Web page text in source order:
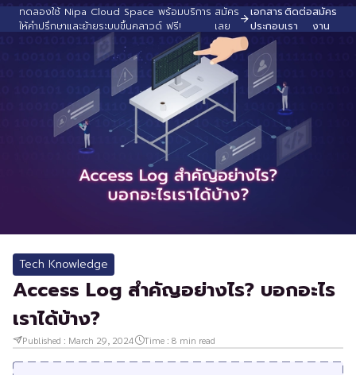
ทดลองใช้ Nipa Cloud Space พร้อมบริการ
ให้คำปรึกษาและย้ายระบบขึ้นคลาวด์ ฟรี!
สมัคร
เลย
เอกสาร
ประกอบ
ติดต่อ
เรา
สมัคร
งาน
Tech Knowledge
Access Log สำคัญอย่างไร? บอกอะไร
เราได้บ้าง?
Published : March 29, 2024 Time : 8 min read